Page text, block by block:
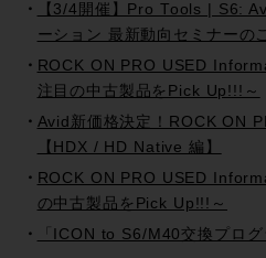
【3/4開催】Pro Tools | S6:
ーション 最新動向セミナーの
ROCK ON PRO USED
注目の中古製品をPick Up!!!～
Avid新価格決定！ROCK ON
【HDX / HD Native 編】
ROCK ON PRO USED
の中古製品をPick Up!!!～
「ICON to S6/M40交換プロ